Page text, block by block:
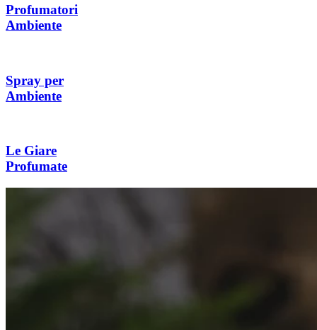
Profumatori
Ambiente
Spray per
Ambiente
Le Giare
Profumate